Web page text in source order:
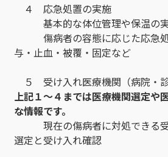
４ 応急処置の実施
基本的な体位管理や保温の
傷病者の容態に応じた応急
与・止血・被覆・固定など
５ 受け入れ医療機関（病院・
上記１～４までは医療機関選定や
な情報です。
現在の傷病者に対処できる受
選定と受け入れ確認